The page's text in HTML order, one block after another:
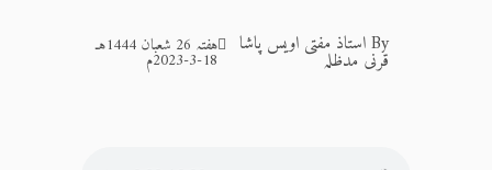
Byاستاذ مفتی اویس پاشا
قرنی مدظلہ
ہفتہ 26 شعبان 1444هـ
18-3-2023م